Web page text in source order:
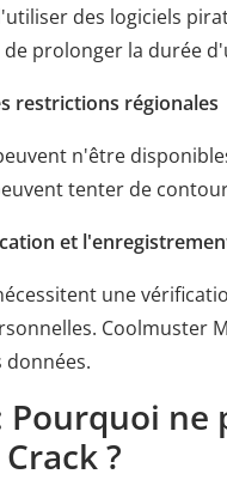
des logiciels
prolonger la durée
restrictions régionales
n'être
tenter de
et
une
Coolmuster
Pourquoi
?